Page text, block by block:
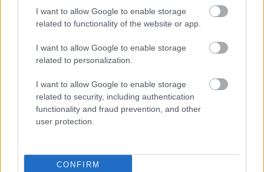
I want to allow Google to enable storage
related to functionality of the website or app.
I want to allow Google to enable storage
related to personalization.
I want to allow Google to enable storage
related to security, including authentication
functionality and fraud prevention, and other
user protection.
CONFIRM
Hozzászólások
Eredetileg nagyon más volt a
terv a Star Wars legjobb
sorozatával